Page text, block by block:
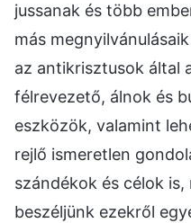
jussanak és több
más
az antikrisztusok által
félrevezető, álnok és
eszközök, valamint
rejlő ismeretlen
szándékok és célok
beszéljünk ezekről